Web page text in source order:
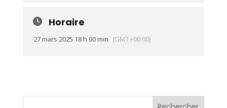
Horaire
27 mars 2025 18 h 00 min (GMT+00:00)